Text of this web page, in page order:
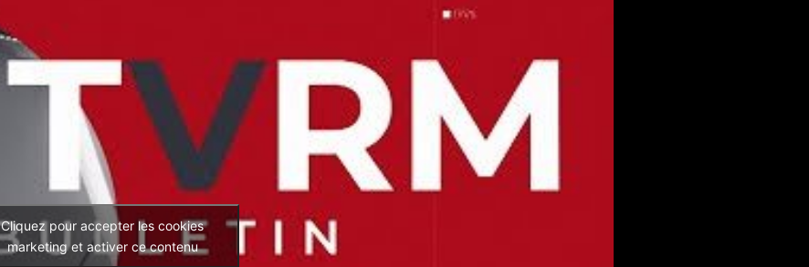
Cliquez pour accepter les cookies
marketing et activer ce contenu